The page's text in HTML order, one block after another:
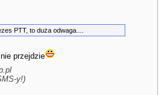
PTT, to duża odwaga....
przejdzie
y!)